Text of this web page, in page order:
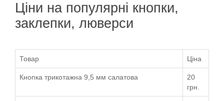
Ціни на популярні кнопки,
заклепки, люверси
Товар Ціна
Кнопка трикотажна 9,5 мм салатова
20
грн.